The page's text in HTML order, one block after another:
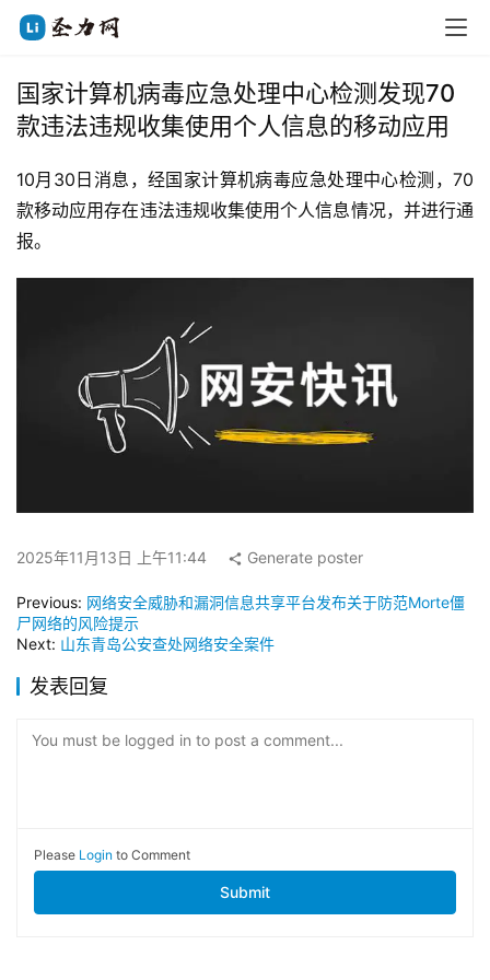
国家计算机病毒应急处理中心检测发现70
款违法违规收集使用个人信息的移动应用
10月30日消息，经国家计算机病毒应急处理中心检测，70
款移动应用存在违法违规收集使用个人信息情况，并进行通
报。
2025年11月13日 上午11:44 Generate poster
Previous: 网络安全威胁和漏洞信息共享平台发布关于防范Morte僵
尸网络的风险提示
Next: 山东青岛公安查处网络安全案件
发表回复
You must be logged in to post a comment...
Please Login to Comment
Submit